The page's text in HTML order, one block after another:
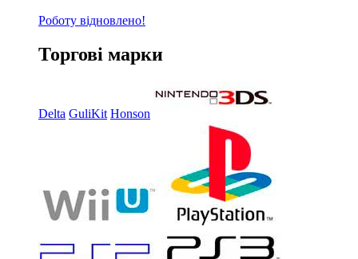
Роботу відновлено!
Торгові марки
Delta GuliKit Honson